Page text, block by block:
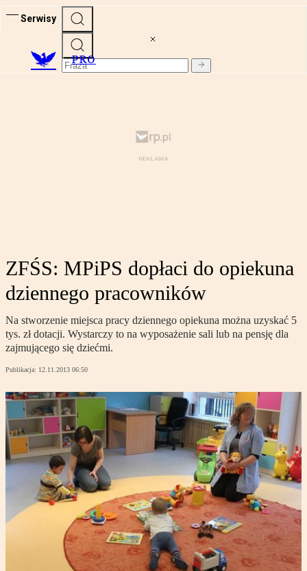
Serwisy
PRO
ZFŚS: MPiPS dopłaci do opiekuna
dziennego pracowników
Na stworzenie miejsca pracy dziennego opiekuna można uzyskać 5
tys. zł dotacji. Wystarczy to na wyposażenie sali lub na pensję dla
zajmującego się dziećmi.
Publikacja: 12.11.2013 06:50